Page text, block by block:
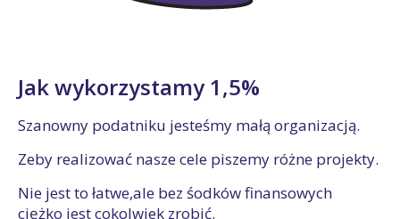
Jak wykorzystamy 1,5%
Szanowny podatniku jesteśmy małą organizacją.
Zeby realizować nasze cele piszemy różne projekty.
Nie jest to łatwe,ale bez śodków finansowych
ciężko jest cokolwiek zrobić.